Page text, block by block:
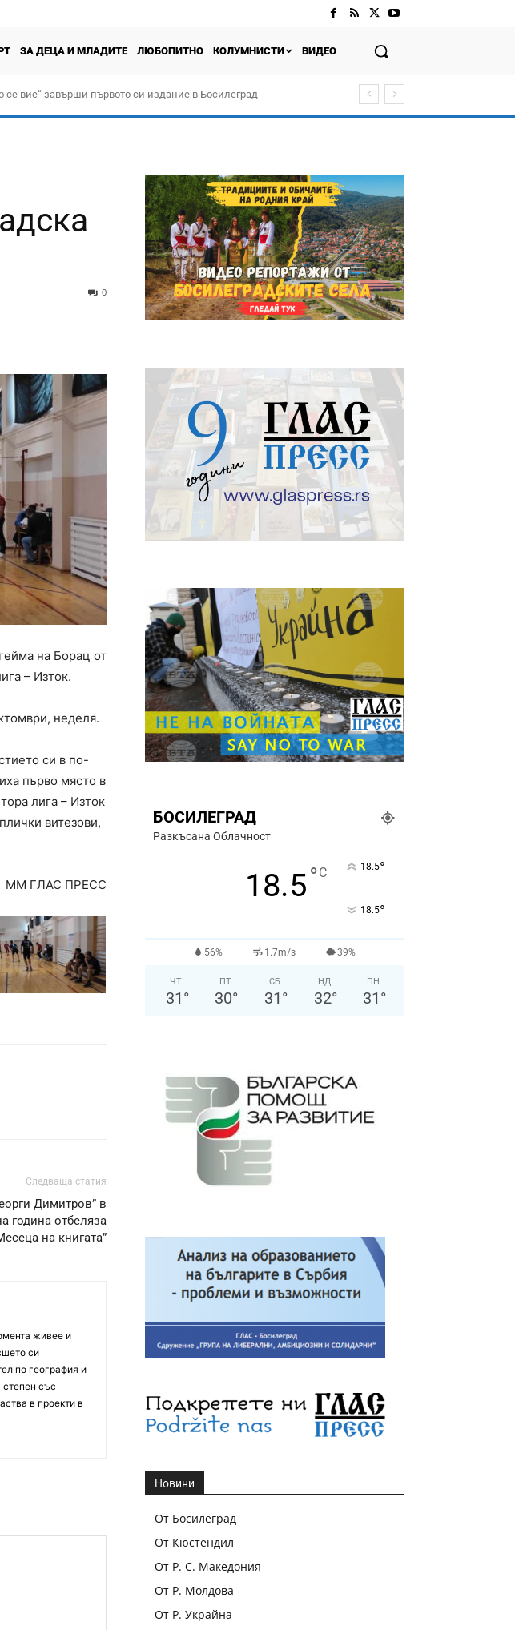
ЗА ДЕЦА И МЛАДИТЕ ЛЮБОПИТНО КОЛУМНИСТИ ВИДЕО
вие“ завърши първото си издание в Босилеград
0
на Борац от
– Изток.
неделя.
си в по-
първо място в
лига – Изток
витезови,
ММ ГЛАС ПРЕСС
Следваща статия
Димитров” в
година отбеляза
на книгата”
живее и
си
по география и
със
в проекти в
БОСИЛЕГРАД
Разкъсана Облачност
18.5°C 18.5°
18.5°
56% 1.7m/s 39%
ЧТ
31 °
ПТ
30°
СБ
31 °
НД
32°
ПН
31 °
Новини
От Босилеград
От Кюстендил
От Р. С. Македония
От Р. Молдова
От Р. Украйна